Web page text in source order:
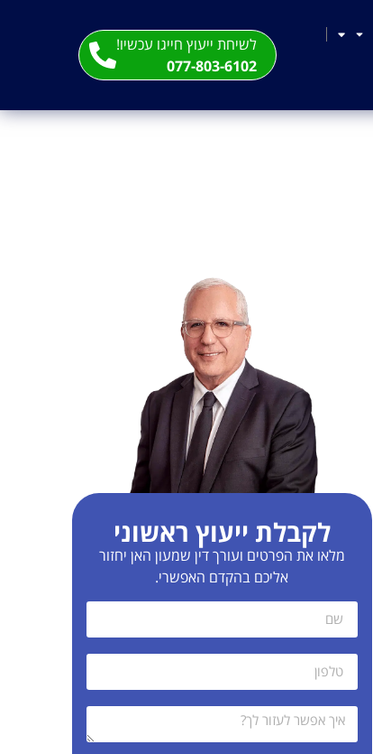
לשיחת ייעוץ חייגו עכשיו!
077-803-6102
לקבלת ייעוץ ראשוני
מלאו את הפרטים ועורך דין שמעון האן יחזור
אליכם בהקדם האפשרי.